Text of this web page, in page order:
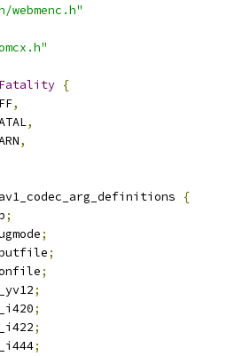
webmenc.h"
{
,
,
,
{
;
;
;
;
;
;
;
;